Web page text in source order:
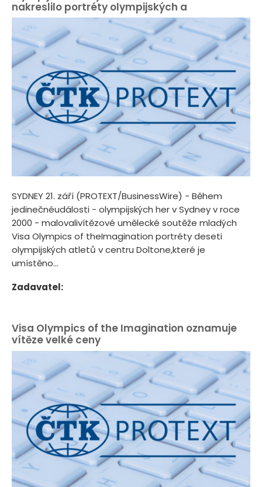
nakreslilo portréty olympijských a
SYDNEY 21. září (PROTEXT/BusinessWire) - Během
jedinečnéudálosti - olympijských her v Sydney v roce
2000 - malovalivítězové umělecké soutěže mladých
Visa Olympics of theImagination portréty deseti
olympijských atletů v centru Doltone,které je
umístěno...
Zadavatel:
Visa Olympics of the Imagination oznamuje
vítěze velké ceny